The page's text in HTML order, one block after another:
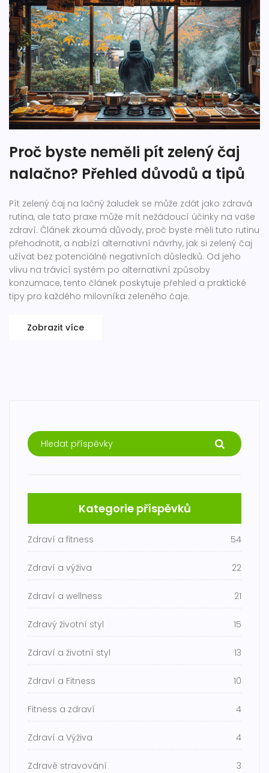
Proč byste neměli pít zelený čaj
nalačno? Přehled důvodů a tipů
Pít zelený čaj na lačný žaludek se může zdát jako zdravá
rutina, ale tato praxe může mít nežádoucí účinky na vaše
zdraví. Článek zkoumá důvody, proč byste měli tuto rutinu
přehodnotit, a nabízí alternativní návrhy, jak si zelený čaj
užívat bez potenciálně negativních důsledků. Od jeho
vlivu na trávicí systém po alternativní způsoby
konzumace, tento článek poskytuje přehled a praktické
tipy pro každého milovníka zeleného čaje.
Zobrazit více
Kategorie příspěvků
Zdraví a fitness 54
Zdraví a výživa 22
Zdraví a wellness 21
Zdravý životní styl 15
Zdraví a životní styl 13
Zdraví a Fitness 10
Fitness a zdraví 4
Zdraví a Výživa 4
Zdravé stravování 3